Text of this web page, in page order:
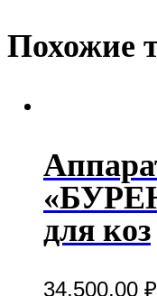
Похожие
для коз
34,500.00 ₽